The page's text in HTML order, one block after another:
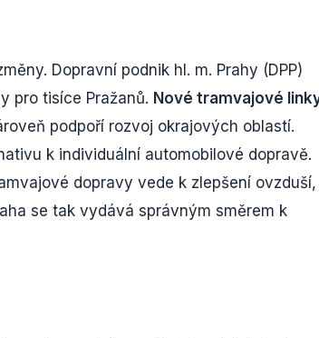
Dopravní podnik hl. m. Prahy (DPP)
pro tisíce Pražanů. Nové tramvajové
podpoří rozvoj okrajových oblastí.
k individuální automobilové dopravě.
dopravy vede k zlepšení ovzduší,
se tak vydává správným směrem k